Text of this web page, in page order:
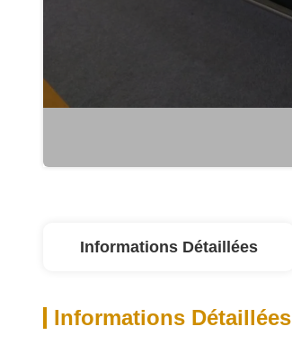
Informations Détaillées
Informations Détaillées